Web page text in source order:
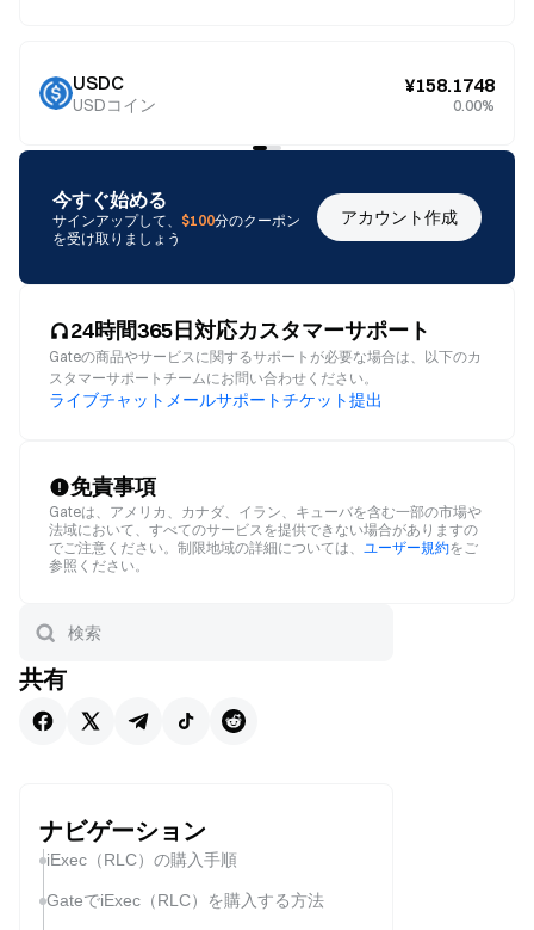
USDC
USDコイン
¥158.1748
0.00%
今すぐ始める
サインアップして、 $100分のクーポン
を受け取りましょう
アカウント作成
24時間365日対応カスタマーサポート
Gateの商品やサービスに関するサポートが必要な場合は、以下のカ
スタマーサポートチームにお問い合わせください。
ライブチャット メールサポートチケット提出
免責事項
Gateは、アメリカ、カナダ、イラン、キューバを含む一部の市場や
法域において、すべてのサービスを提供できない場合がありますの
でご注意ください。制限地域の詳細については、 ユーザー規約をご
参照ください。
共有
ナビゲーション
iExec（RLC）の購入手順
GateでiExec（RLC）を購入する方法